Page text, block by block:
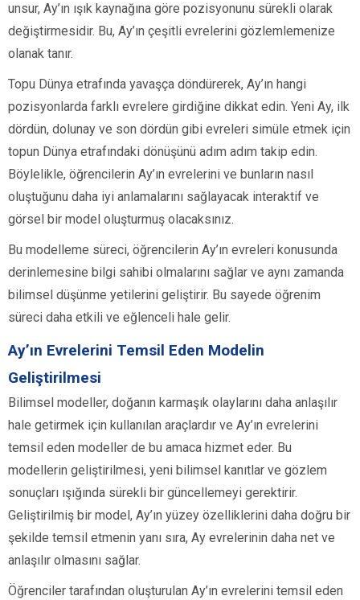
unsur, Ay’ın ışık kaynağına göre pozisyonunu sürekli olarak
değiştirmesidir. Bu, Ay’ın çeşitli evrelerini gözlemlemenize
olanak tanır.
Topu Dünya etrafında yavaşça döndürerek, Ay’ın hangi
pozisyonlarda farklı evrelere girdiğine dikkat edin. Yeni Ay, ilk
dördün, dolunay ve son dördün gibi evreleri simüle etmek için
topun Dünya etrafındaki dönüşünü adım adım takip edin.
Böylelikle, öğrencilerin Ay’ın evrelerini ve bunların nasıl
oluştuğunu daha iyi anlamalarını sağlayacak interaktif ve
görsel bir model oluşturmuş olacaksınız.
Bu modelleme süreci, öğrencilerin Ay’ın evreleri konusunda
derinlemesine bilgi sahibi olmalarını sağlar ve aynı zamanda
bilimsel düşünme yetilerini geliştirir. Bu sayede öğrenim
süreci daha etkili ve eğlenceli hale gelir.
Ay’ın Evrelerini Temsil Eden Modelin
Geliştirilmesi
Bilimsel modeller, doğanın karmaşık olaylarını daha anlaşılır
hale getirmek için kullanılan araçlardır ve Ay’ın evrelerini
temsil eden modeller de bu amaca hizmet eder. Bu
modellerin geliştirilmesi, yeni bilimsel kanıtlar ve gözlem
sonuçları ışığında sürekli bir güncellemeyi gerektirir.
Geliştirilmiş bir model, Ay’ın yüzey özelliklerini daha doğru bir
şekilde temsil etmenin yanı sıra, Ay evrelerinin daha net ve
anlaşılır olmasını sağlar.
Öğrenciler tarafından oluşturulan Ay’ın evrelerini temsil eden